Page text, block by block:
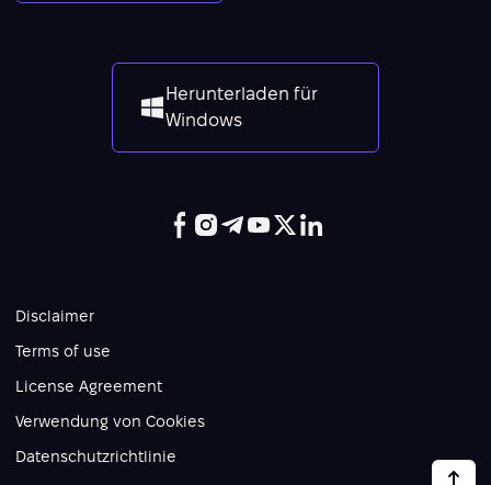
Herunterladen für
Windows
Disclaimer
Terms of use
License Agreement
Verwendung von Cookies
Datenschutzrichtlinie